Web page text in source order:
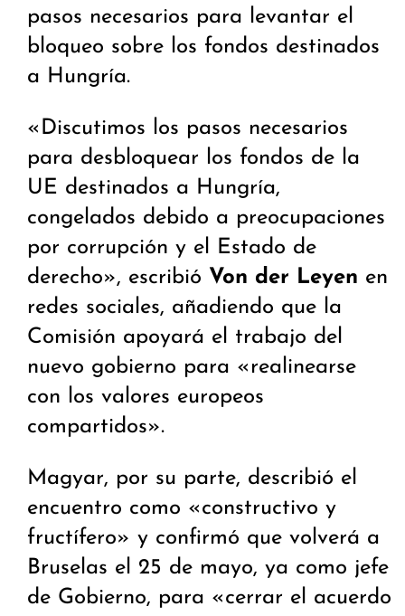
pasos necesarios para levantar el
bloqueo sobre los fondos destinados
a Hungría.
«Discutimos los pasos necesarios
para desbloquear los fondos de la
UE destinados a Hungría,
congelados debido a preocupaciones
por corrupción y el Estado de
derecho», escribió Von der Leyen en
redes sociales, añadiendo que la
Comisión apoyará el trabajo del
nuevo gobierno para «realinearse
con los valores europeos
compartidos».
Magyar, por su parte, describió el
encuentro como «constructivo y
fructífero» y confirmó que volverá a
Bruselas el 25 de mayo, ya como jefe
de Gobierno, para «cerrar el acuerdo